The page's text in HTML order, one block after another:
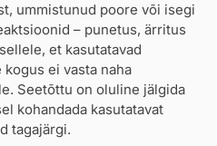
ummistunud poore või isegi
– punetus, ärritus
et kasutatavad
ei vasta naha
Seetõttu on oluline jälgida
kohandada kasutatavat
tagajärgi.